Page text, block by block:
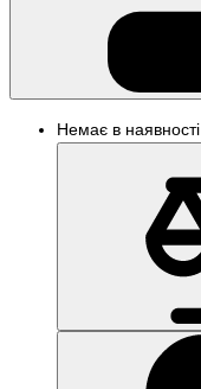
Немає в наявності